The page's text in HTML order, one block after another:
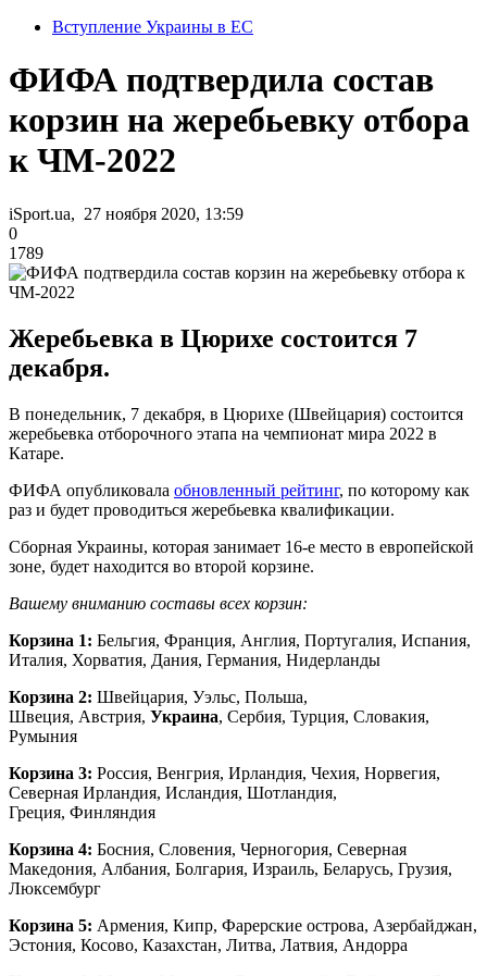
Вступление Украины в ЕС
ФИФА подтвердила состав
корзин на жеребьевку отбора
к ЧМ-2022
iSport.ua, 27 ноября 2020, 13:59
0
1789
Жеребьевка в Цюрихе состоится 7
декабря.
В понедельник, 7 декабря, в Цюрихе (Швейцария) состоится
жеребьевка отборочного этапа на чемпионат мира 2022 в
Катаре.
ФИФА опубликовала обновленный рейтинг, по которому как
раз и будет проводиться жеребьевка квалификации.
Сборная Украины, которая занимает 16-е место в европейской
зоне, будет находится во второй корзине.
Вашему вниманию составы всех корзин:
Корзина 1: Бельгия, Франция, Англия, Португалия, Испания,
Италия, Хорватия, Дания, Германия, Нидерланды
Корзина 2: Швейцария, Уэльс, Польша,
Швеция, Австрия, Украина, Сербия, Турция, Словакия,
Румыния
Корзина 3: Россия, Венгрия, Ирландия, Чехия, Норвегия,
Северная Ирландия, Исландия, Шотландия,
Греция, Финляндия
Корзина 4: Босния, Словения, Черногория, Северная
Македония, Албания, Болгария, Израиль, Беларусь, Грузия,
Люксембург
Корзина 5: Армения, Кипр, Фарерские острова, Азербайджан,
Эстония, Косово, Казахстан, Литва, Латвия, Андорра